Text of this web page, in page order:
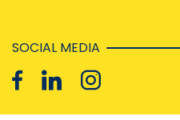
SOCIAL MEDIA